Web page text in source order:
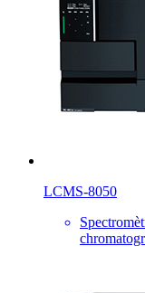
LCMS-8050